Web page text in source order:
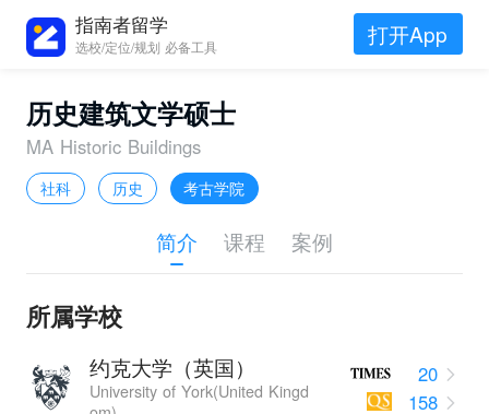
指南者留学
选校/定位/规划 必备工具 打开App
历史建筑文学硕士
MA Historic Buildings
社科 历史 考古学院
简介 课程 案例
所属学校
约克大学（英国）
University of York(United Kingd
20
158